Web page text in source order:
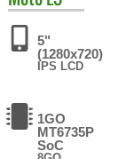
5"
(1280x720)
IPS LCD
1GO
MT6735P
SoC